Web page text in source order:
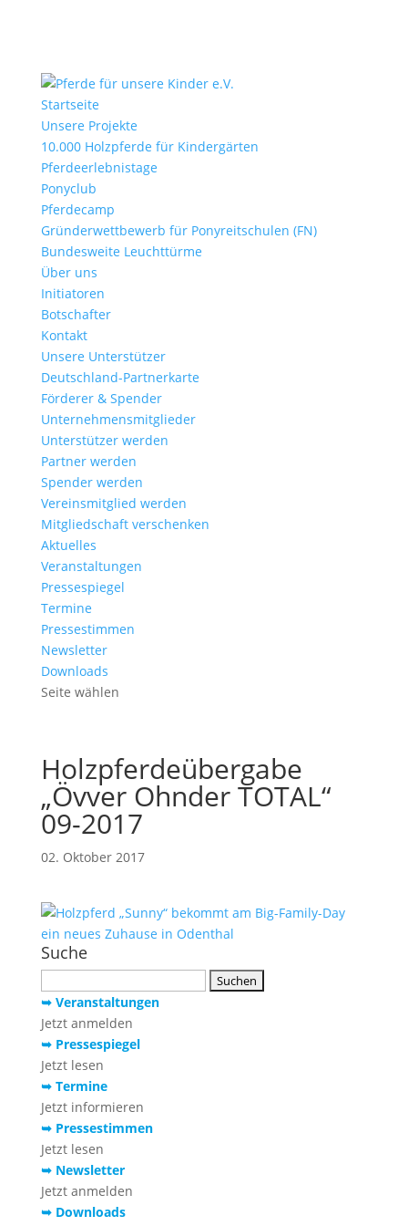
Startseite
Unsere Projekte
10.000 Holzpferde für Kindergärten
Pferdeerlebnistage
Ponyclub
Pferdecamp
Gründerwettbewerb für Ponyreitschulen (FN)
Bundesweite Leuchttürme
Über uns
Initiatoren
Botschafter
Kontakt
Unsere Unterstützer
Deutschland-Partnerkarte
Förderer & Spender
Unternehmensmitglieder
Unterstützer werden
Partner werden
Spender werden
Vereinsmitglied werden
Mitgliedschaft verschenken
Aktuelles
Veranstaltungen
Pressespiegel
Termine
Pressestimmen
Newsletter
Downloads
Seite wählen
Holzpferdeübergabe
„Övver Ohnder TOTAL“
09-2017
02. Oktober 2017
Suche
nach:
➥ Veranstaltungen
Jetzt anmelden
➥ Pressespiegel
Jetzt lesen
➥ Termine
Jetzt informieren
➥ Pressestimmen
Jetzt lesen
➥ Newsletter
Jetzt anmelden
➥ Downloads